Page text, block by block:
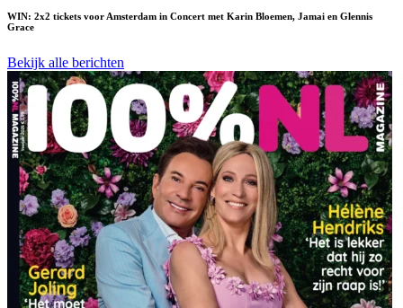
WIN: 2x2 tickets voor Amsterdam in Concert met Karin Bloemen, Jamai en Glennis
Grace
Bekijk alle berichten